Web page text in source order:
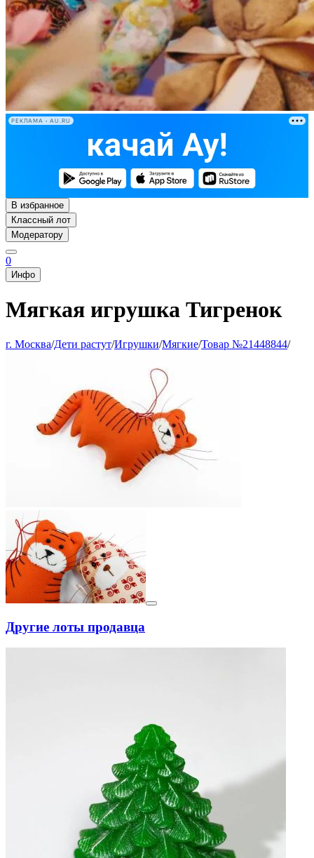
РЕКЛАМА • AU.RU
В избранное
Классный лот
Модератору
0
Инфо
Мягкая игрушка Тигренок
г. Москва/Дети растут/Игрушки/Мягкие/Товар №21448844/
Другие лоты продавца